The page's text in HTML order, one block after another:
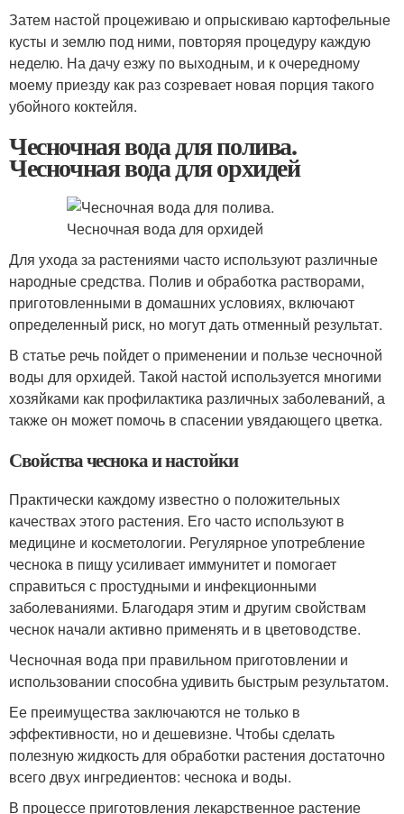
Затем настой процеживаю и опрыскиваю картофельные
кусты и землю под ними, повторяя процедуру каждую
неделю. На дачу езжу по выходным, и к очередному
моему приезду как раз созревает новая порция такого
убойного коктейля.
Чесночная вода для полива.
Чесночная вода для орхидей
Для ухода за растениями часто используют различные
народные средства. Полив и обработка растворами,
приготовленными в домашних условиях, включают
определенный риск, но могут дать отменный результат.
В статье речь пойдет о применении и пользе чесночной
воды для орхидей. Такой настой используется многими
хозяйками как профилактика различных заболеваний, а
также он может помочь в спасении увядающего цветка.
Свойства чеснока и настойки
Практически каждому известно о положительных
качествах этого растения. Его часто используют в
медицине и косметологии. Регулярное употребление
чеснока в пищу усиливает иммунитет и помогает
справиться с простудными и инфекционными
заболеваниями. Благодаря этим и другим свойствам
чеснок начали активно применять и в цветоводстве.
Чесночная вода при правильном приготовлении и
использовании способна удивить быстрым результатом.
Ее преимущества заключаются не только в
эффективности, но и дешевизне. Чтобы сделать
полезную жидкость для обработки растения достаточно
всего двух ингредиентов: чеснока и воды.
В процессе приготовления лекарственное растение